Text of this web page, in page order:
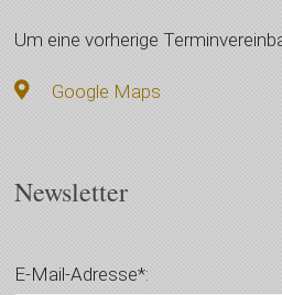
Um eine vorherige
Google Maps
Newsletter
E-Mail-Adresse*: